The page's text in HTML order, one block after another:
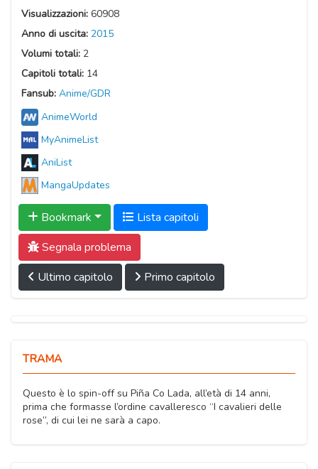
Visualizzazioni: 60908
Anno di uscita: 2015
Volumi totali: 2
Capitoli totali: 14
Fansub: Anime/GDR
AnimeWorld
MyAnimeList
AniList
MangaUpdates
Bookmark
Lista capitoli
Segnala problema
Ultimo capitolo
Primo capitolo
TRAMA
Questo è lo spin-off su Piña Co Lada, all’età di 14 anni,
prima che formasse l’ordine cavalleresco “I cavalieri delle
rose”, di cui lei ne sarà a capo.